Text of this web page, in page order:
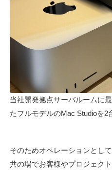
当社開発拠点サーバルームに
たフルモデルのMac Studioを2
そのためオペレーションとし
共の場でお客様やプロジェク